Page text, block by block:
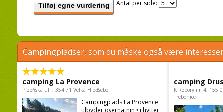
Tilføj egne vurdering Antal per side:
Campingpladser, som du måske også være
camping La Provence
Plzeňská ul. , 354 71 Velká Hleďsebe
Campingplads La Provence
tilbyder overnatning i hytter
camping
K Reporyjim 4, 155
Trebonice